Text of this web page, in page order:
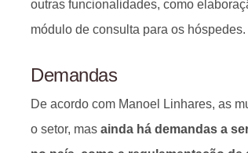
outras funcionalidades, como
módulo de consulta para os hóspedes.
Demandas
De acordo com Manoel Linhares, as
o setor, mas ainda há demandas a